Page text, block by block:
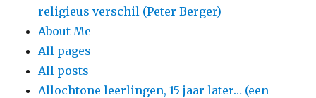
religieus verschil (Peter Berger)
About Me
All pages
All posts
Allochtone leerlingen, 15 jaar later… (een